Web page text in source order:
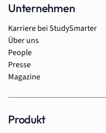
Unternehmen
Karriere bei StudySmarter
Über uns
People
Presse
Magazine
Produkt